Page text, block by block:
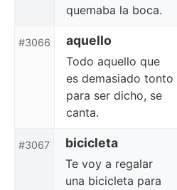
quemaba la boca.
#3066 aquello
Todo aquello que
es demasiado tonto
para ser dicho, se
canta.
#3067 bicicleta
Te voy a regalar
una bicicleta para